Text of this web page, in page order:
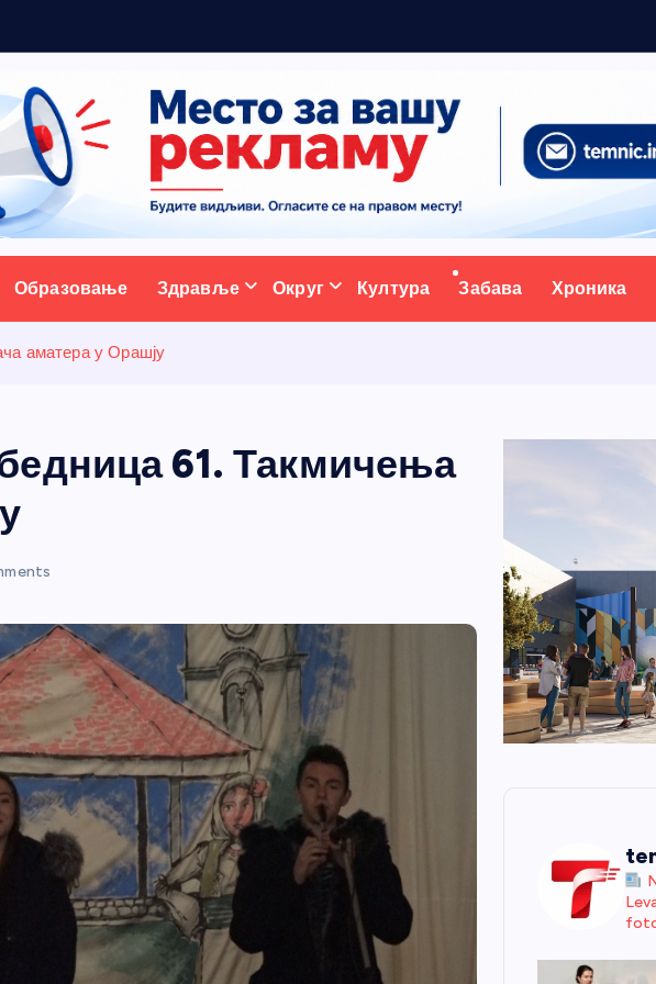
портал
Образовање Здравље Округ Култура Забава Хроника
аматера у Орашју
61. Такмичења